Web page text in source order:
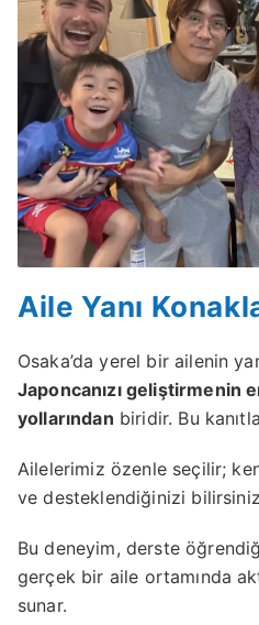
Aile Yanı
Osaka’da yerel bir ailenin
Japoncanızı geliştirmenin
yollarından biridir. Bu
Ailelerimiz özenle seçilir;
ve desteklendiğinizi
Bu deneyim, derste
gerçek bir aile ortamında
sunar.